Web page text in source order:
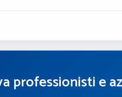
professionisti e